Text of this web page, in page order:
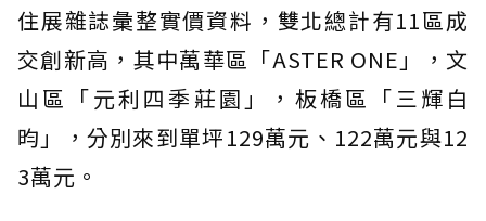
住展雜誌彙整實價資料，雙北總計有11區成
交創新高，其中萬華區「ASTER ONE」，文
山區「元利四季莊園」，板橋區「三輝白
昀」，分別來到單坪129萬元、122萬元與12
3萬元。